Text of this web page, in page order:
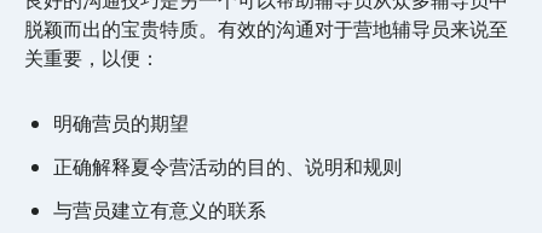
脱颖而出的宝贵特质。有效的沟通对于营地辅导员来说至
关重要，以便：
明确营员的期望
正确解释夏令营活动的目的、说明和规则
与营员建立有意义的联系